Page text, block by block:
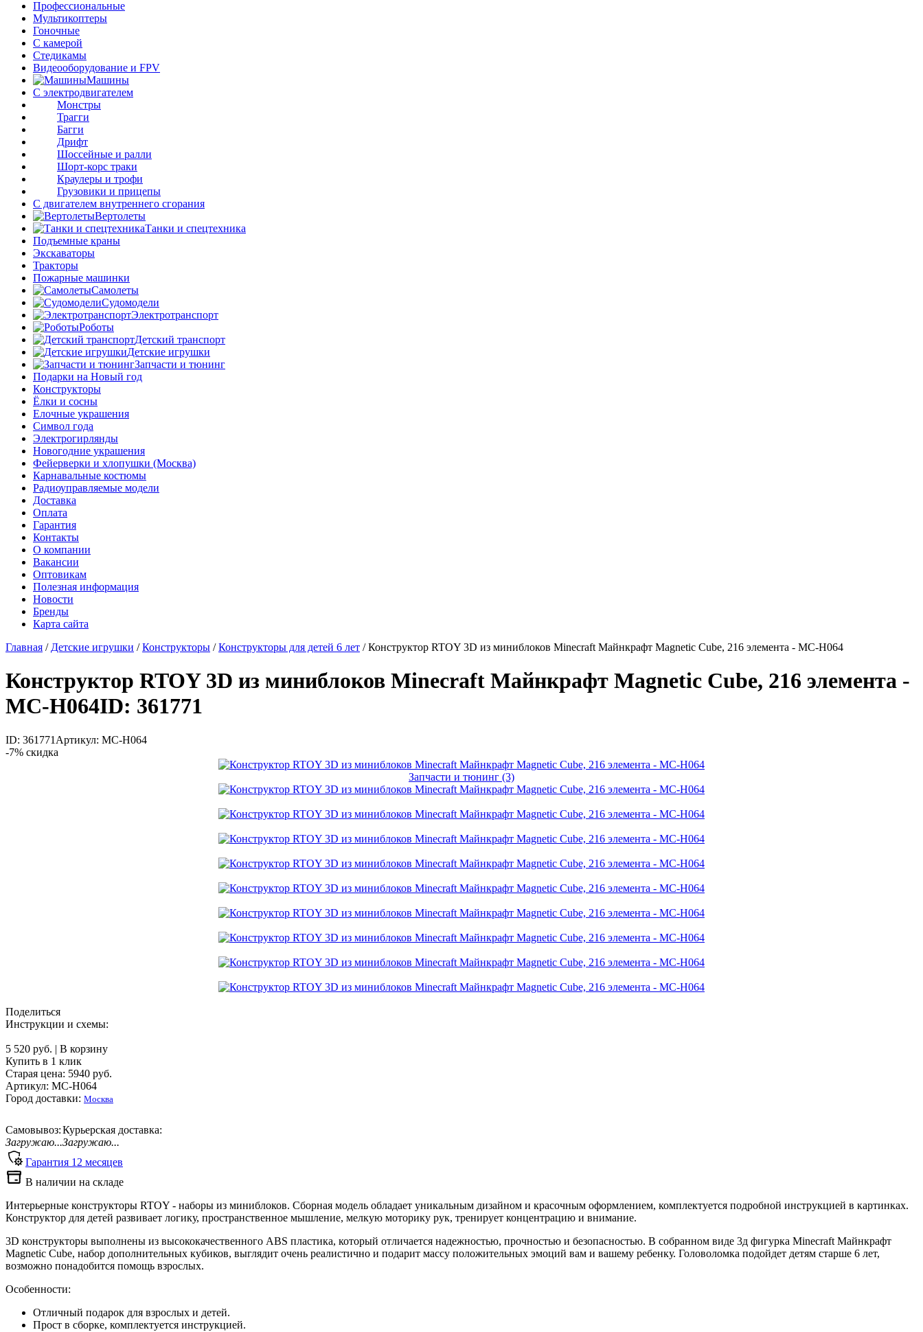
Профессиональные
Мультикоптеры
Гоночные
C камерой
Стедикамы
Видеооборудование и FPV
Машины
С электродвигателем
Монстры
Трагги
Багги
Дрифт
Шоссейные и ралли
Шорт-корс траки
Краулеры и трофи
Грузовики и прицепы
С двигателем внутреннего сгорания
Вертолеты
Танки и спецтехника
Подъемные краны
Экскаваторы
Тракторы
Пожарные машинки
Самолеты
Судомодели
Электротранспорт
Роботы
Детский транспорт
Детские игрушки
Запчасти и тюнинг
Подарки на Новый год
Конструкторы
Ёлки и сосны
Елочные украшения
Символ года
Электрогирлянды
Новогодние украшения
Фейерверки и хлопушки (Москва)
Карнавальные костюмы
Радиоуправляемые модели
Доставка
Оплата
Гарантия
Контакты
О компании
Вакансии
Оптовикам
Полезная информация
Новости
Бренды
Карта сайта
Главная / Детские игрушки /Конструкторы /Конструкторы для детей 6 лет /Конструктор RTOY 3D из миниблоков Minecraft Майнкрафт Magnetic Cube, 216 элемента - MC-H064
Конструктор RTOY 3D из миниблоков Minecraft Майнкрафт Magnetic Cube, 216 элемента -
MC-H064ID: 361771
ID: 361771 Артикул: MC-H064
-7% скидка
Запчасти и тюнинг (3)
Поделиться
Инструкции и схемы:
5 520 руб. | В корзину
Купить в 1 клик
Старая цена: 5940 руб.
Артикул: MC-H064
Город доставки: Москва
Самовывоз:
Загружаю...
Курьерская доставка:
Загружаю...
Гарантия 12 месяцев
В наличии на складе
Интерьерные конструкторы RTOY - наборы из миниблоков. Сборная модель обладает уникальным дизайном и красочным оформлением, комплектуется подробной инструкцией в картинках.
Конструктор для детей развивает логику, пространственное мышление, мелкую моторику рук, тренирует концентрацию и внимание.
3D конструкторы выполнены из высококачественного ABS пластика, который отличается надежностью, прочностью и безопасностью. В собранном виде 3д фигурка Minecraft Майнкрафт
Magnetic Cube, набор дополнительных кубиков, выглядит очень реалистично и подарит массу положительных эмоций вам и вашему ребенку. Головоломка подойдет детям старше 6 лет,
возможно понадобится помощь взрослых.
Особенности:
Отличный подарок для взрослых и детей.
Прост в сборке, комплектуется инструкцией.